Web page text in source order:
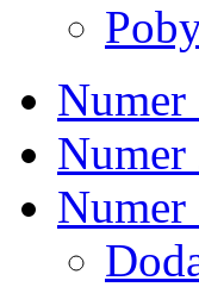
Numer
Numer
Numer